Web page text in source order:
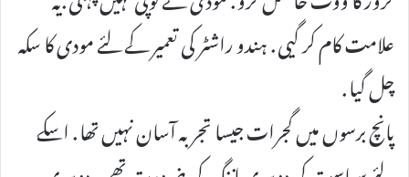
علامت کام کر گیی . ہندو راشٹر کی تعمیر کے لئے مودی کا سکہ
چل گیا .
پانچ برسوں میں گجرات جیسا تجربہ آسان نہیں تھا . اسکے